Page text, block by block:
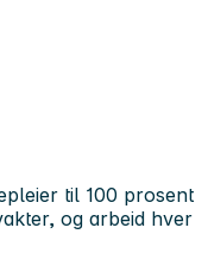
til 100 prosent
og arbeid hver